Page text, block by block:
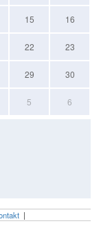
15 16
22 23
29 30
5 6
|